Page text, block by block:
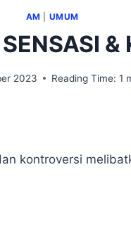
AM UMUM
&
2023 Reading Time: 1
kontroversi